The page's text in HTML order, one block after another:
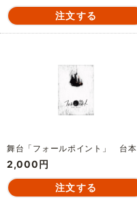
舞台「フォールポイント」 台本
2,000円